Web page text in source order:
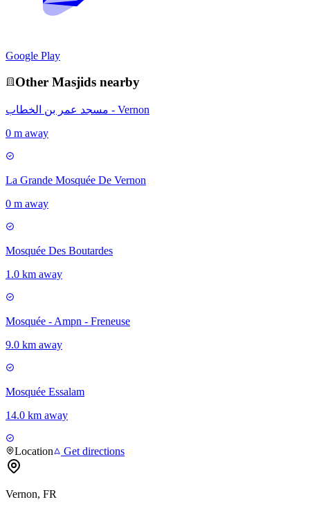
Google Play
Other Masjids nearby
مسجد عمر بن الخطاب - Vernon
0 m away
La Grande Mosquée De Vernon
0 m away
Mosquée Des Boutardes
1.0 km away
Mosquée - Ampn - Freneuse
9.0 km away
Mosquée Essalam
14.0 km away
Location Get directions
Vernon, FR